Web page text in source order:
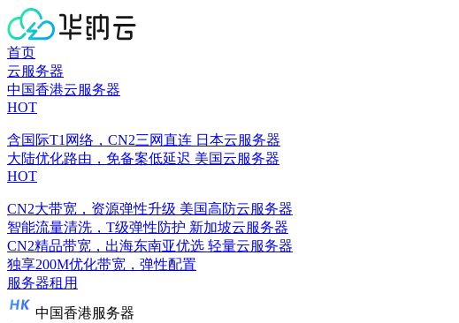
首页
云服务器
中国香港云服务器
HOT
含国际T1网络，CN2三网直连 日本云服务器
大陆优化路由，免备案低延迟 美国云服务器
HOT
CN2大带宽，资源弹性升级 美国高防云服务器
智能流量清洗，T级弹性防护 新加坡云服务器
CN2精品带宽，出海东南亚优选 轻量云服务器
独享200M优化带宽，弹性配置
服务器租用
中国香港服务器